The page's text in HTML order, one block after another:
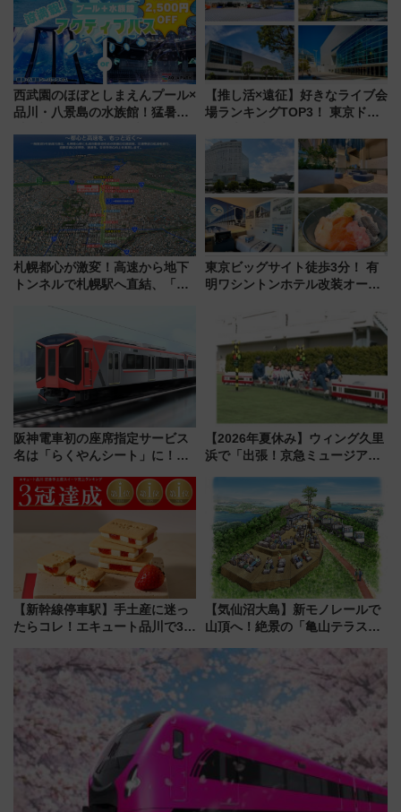
西武園のほぼとしまえんプール×
品川・八景島の水族館！猛暑を
夏休みをお得に楽しむ！
【推し活×遠征】好きなライブ会
場ランキングTOP3！ 東京ドー
由と交通アクセス術、ライブ会
場に何を求める？
札幌都心が激変！高速から地下
トンネルで札幌駅へ直結、「創
事業の全貌
東京ビッグサイト徒歩3分！ 有
明ワシントンホテル改装オープ
客室」や海鮮丼が人気の朝食ビ
ュッフェを現地レポ
阪神電車初の座席指定サービス
名は「らくやんシート」に！新
を快適移動
【2026年夏休み】ウィング久里
浜で「出張！京急ミュージア
ラリーや子ども制服撮影も
【新幹線停車駅】手土産に迷っ
たらコレ！エキュート品川で3年
産スイーツとは？
【気仙沼大島】新モノレールで
山頂へ！絶景の「亀山テラス
暇村のお得な日帰りプランも登
場